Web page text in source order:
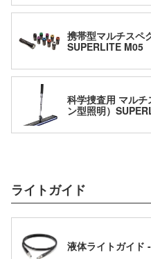
携帯型マルチスペ
SUPERLITE M05
科学捜査用 マル
ン型照明）
ライトガイド
液体ライトガイド